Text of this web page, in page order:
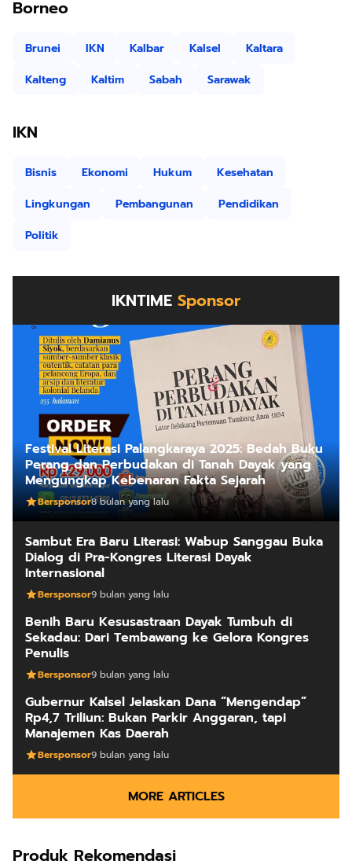
Borneo
Brunei IKN Kalbar Kalsel
Kaltara
Kalteng
Kaltim Sabah Sarawak
IKN
Bisnis Ekonomi Hukum
Kesehatan
Lingkungan
Pembangunan
Pendidikan
Politik
IKNTIME Sponsor
Festival Literasi Palangkaraya 2025: Bedah Buku
Perang dan Perbudakan di Tanah Dayak yang
Mengungkap Kebenaran Fakta Sejarah
Bersponsor8 bulan yang lalu
Sambut Era Baru Literasi: Wabup Sanggau Buka
Dialog di Pra-Kongres Literasi Dayak
Internasional
Bersponsor9 bulan yang lalu
Benih Baru Kesusastraan Dayak Tumbuh di
Sekadau: Dari Tembawang ke Gelora Kongres
Penulis
Bersponsor9 bulan yang lalu
Gubernur Kalsel Jelaskan Dana “Mengendap”
Rp4,7 Triliun: Bukan Parkir Anggaran, tapi
Manajemen Kas Daerah
Bersponsor9 bulan yang lalu
MORE ARTICLES
Produk Rekomendasi